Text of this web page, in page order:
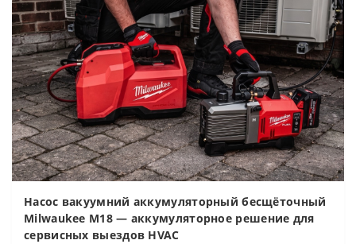
Насос вакуумний аккумуляторный бесщёточный
Milwaukee M18 — аккумуляторное решение для
сервисных выездов HVAC